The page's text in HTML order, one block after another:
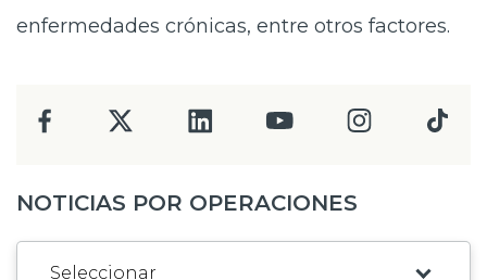
enfermedades crónicas, entre otros factores.
NOTICIAS POR OPERACIONES